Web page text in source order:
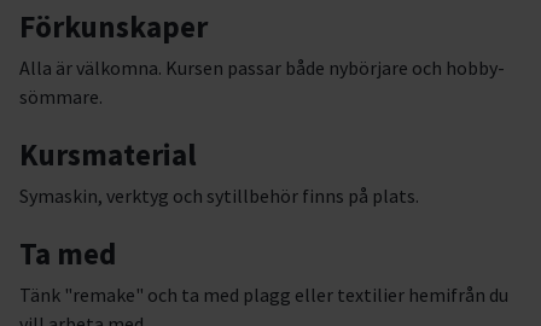
Förkunskaper
Alla är välkomna. Kursen passar både nybörjare och hobby-
sömmare.
Kursmaterial
Symaskin, verktyg och sytillbehör finns på plats.
Ta med
Tänk "remake" och ta med plagg eller textilier hemifrån du